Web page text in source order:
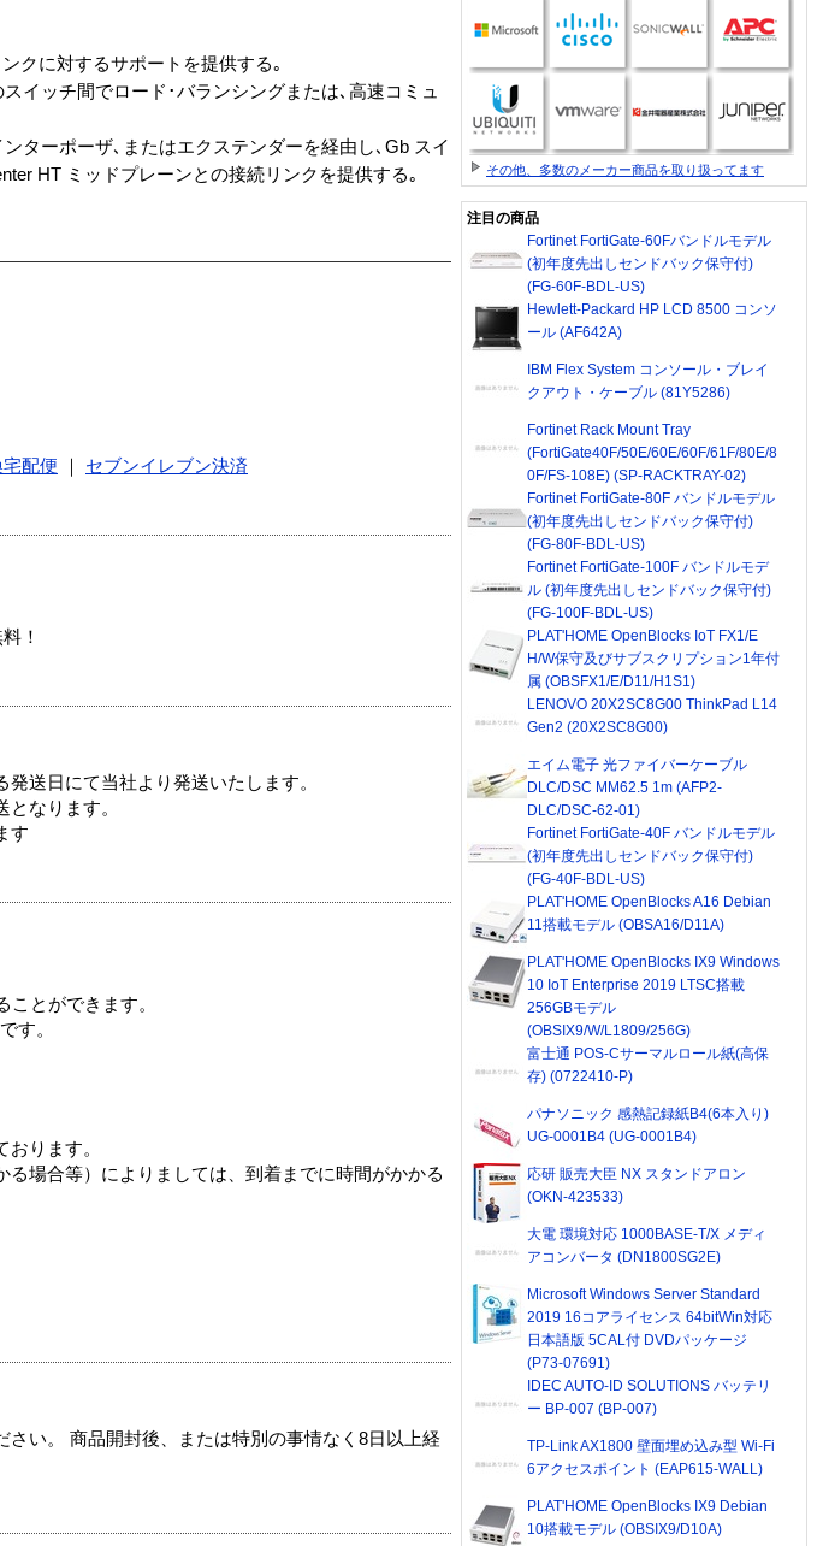
クに対するサポートを提供する｡
イッチ間でロード･バランシングまたは､高速コミュ
ターポーザ､またはエクステンダーを経由し､Gb スイ
HT ミッドプレーンとの接続リンクを提供する｡
配便
セブンイレブン決済
！
送日にて当社より発送いたします。
なります。
す
とができます。
す。
ります。
場合等）によりましては、到着までに時間がかかる
い。 商品開封後、または特別の事情なく8日以上経
その他、多数のメーカー商品を取り扱ってます
注目の商品
Fortinet FortiGate-60Fバンドルモデル
(初年度先出しセンドバック保守付)
(FG-60F-BDL-US)
Hewlett-Packard HP LCD 8500 コンソ
ール (AF642A)
IBM Flex System コンソール・ブレイ
クアウト・ケーブル (81Y5286)
Fortinet Rack Mount Tray
(FortiGate40F/50E/60E/60F/61F/80E/8
0F/FS-108E) (SP-RACKTRAY-02)
Fortinet FortiGate-80F バンドルモデル
(初年度先出しセンドバック保守付)
(FG-80F-BDL-US)
Fortinet FortiGate-100F バンドルモデ
ル (初年度先出しセンドバック保守付)
(FG-100F-BDL-US)
PLAT'HOME OpenBlocks IoT FX1/E
H/W保守及びサブスクリプション1年付
属 (OBSFX1/E/D11/H1S1)
LENOVO 20X2SC8G00 ThinkPad L14
Gen2 (20X2SC8G00)
エイム電子 光ファイバーケーブル
DLC/DSC MM62.5 1m (AFP2-
DLC/DSC-62-01)
Fortinet FortiGate-40F バンドルモデル
(初年度先出しセンドバック保守付)
(FG-40F-BDL-US)
PLAT'HOME OpenBlocks A16 Debian
11搭載モデル (OBSA16/D11A)
PLAT'HOME OpenBlocks IX9 Windows
10 IoT Enterprise 2019 LTSC搭載
256GBモデル
(OBSIX9/W/L1809/256G)
富士通 POS-Cサーマルロール紙(高保
存) (0722410-P)
パナソニック 感熱記録紙B4(6本入り)
UG-0001B4 (UG-0001B4)
応研 販売大臣 NX スタンドアロン
(OKN-423533)
大電 環境対応 1000BASE-T/X メディ
アコンバータ (DN1800SG2E)
Microsoft Windows Server Standard
2019 16コアライセンス 64bitWin対応
日本語版 5CAL付 DVDパッケージ
(P73-07691)
IDEC AUTO-ID SOLUTIONS バッテリ
ー BP-007 (BP-007)
TP-Link AX1800 壁面埋め込み型 Wi-Fi
6アクセスポイント (EAP615-WALL)
PLAT'HOME OpenBlocks IX9 Debian
10搭載モデル (OBSIX9/D10A)